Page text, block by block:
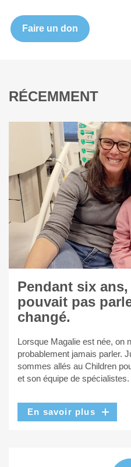
Faire un don
RÉCEMMENT
Pendant six
pouvait pas
changé.
Lorsque Magalie est née, on
probablement jamais parler.
sommes allés au Children
et son équipe de spécialistes.
En savoir plus